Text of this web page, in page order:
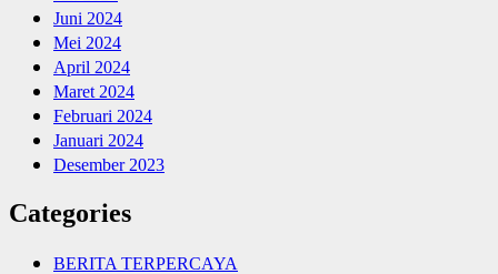
Juni 2024
Mei 2024
April 2024
Maret 2024
Februari 2024
Januari 2024
Desember 2023
Categories
BERITA TERPERCAYA